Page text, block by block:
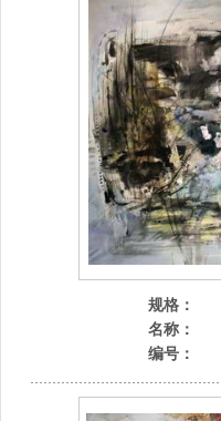
规格：
名称：
编号：